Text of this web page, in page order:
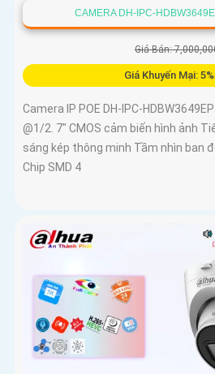
CAMERA DH-IPC-
Giá Bán:
Giá Khuyến Mại:
Camera IP POE DH-IPC-
@1/2. 7" CMOS cảm biến hình ảnh
sáng kép thông minh Tầm nhìn ban
Chip SMD 4